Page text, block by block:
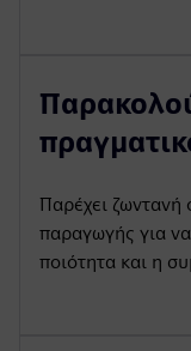
Παρέχει ζωντανή
παραγωγής για
ποιότητα και η